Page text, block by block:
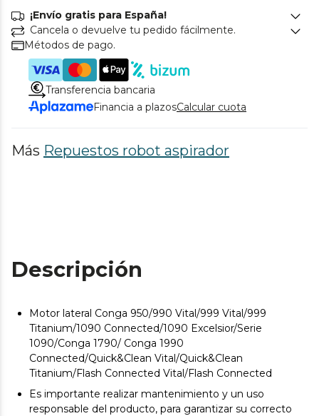
¡Envío gratis para España!
Cancela o devuelve tu pedido fácilmente.
Métodos de pago.
Transferencia bancaria
Financia a plazosCalcular cuota
Más Repuestos robot aspirador
Descripción
Motor lateral Conga 950/990 Vital/999 Vital/999
Titanium/1090 Connected/1090 Excelsior/Serie
1090/Conga 1790/ Conga 1990
Connected/Quick&Clean Vital/Quick&Clean
Titanium/Flash Connected Vital/Flash Connected
Es importante realizar mantenimiento y un uso
responsable del producto, para garantizar su correcto